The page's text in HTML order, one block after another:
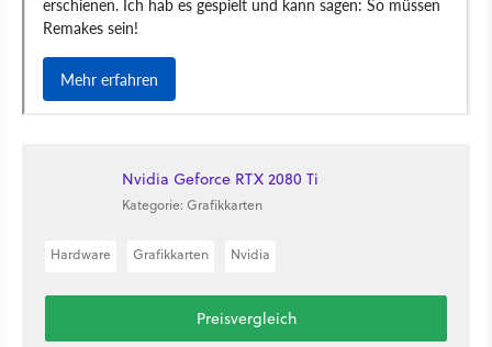
Nvidia Geforce RTX 2080 Ti
Kategorie: Grafikkarten
Hardware Grafikkarten Nvidia
Preisvergleich